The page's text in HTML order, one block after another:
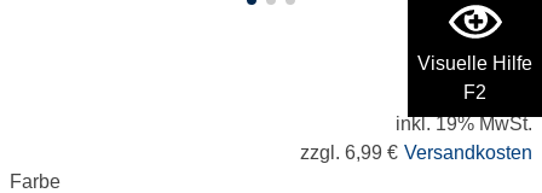
Visuelle Hilfe
F2
18,99 €
49,97 € / Liter
inkl. 19% MwSt.
zzgl. 6,99 € Versandkosten
Farbe